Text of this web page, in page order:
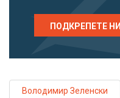
ПОДКРЕПЕТЕ НИ
Володимир Зеленски